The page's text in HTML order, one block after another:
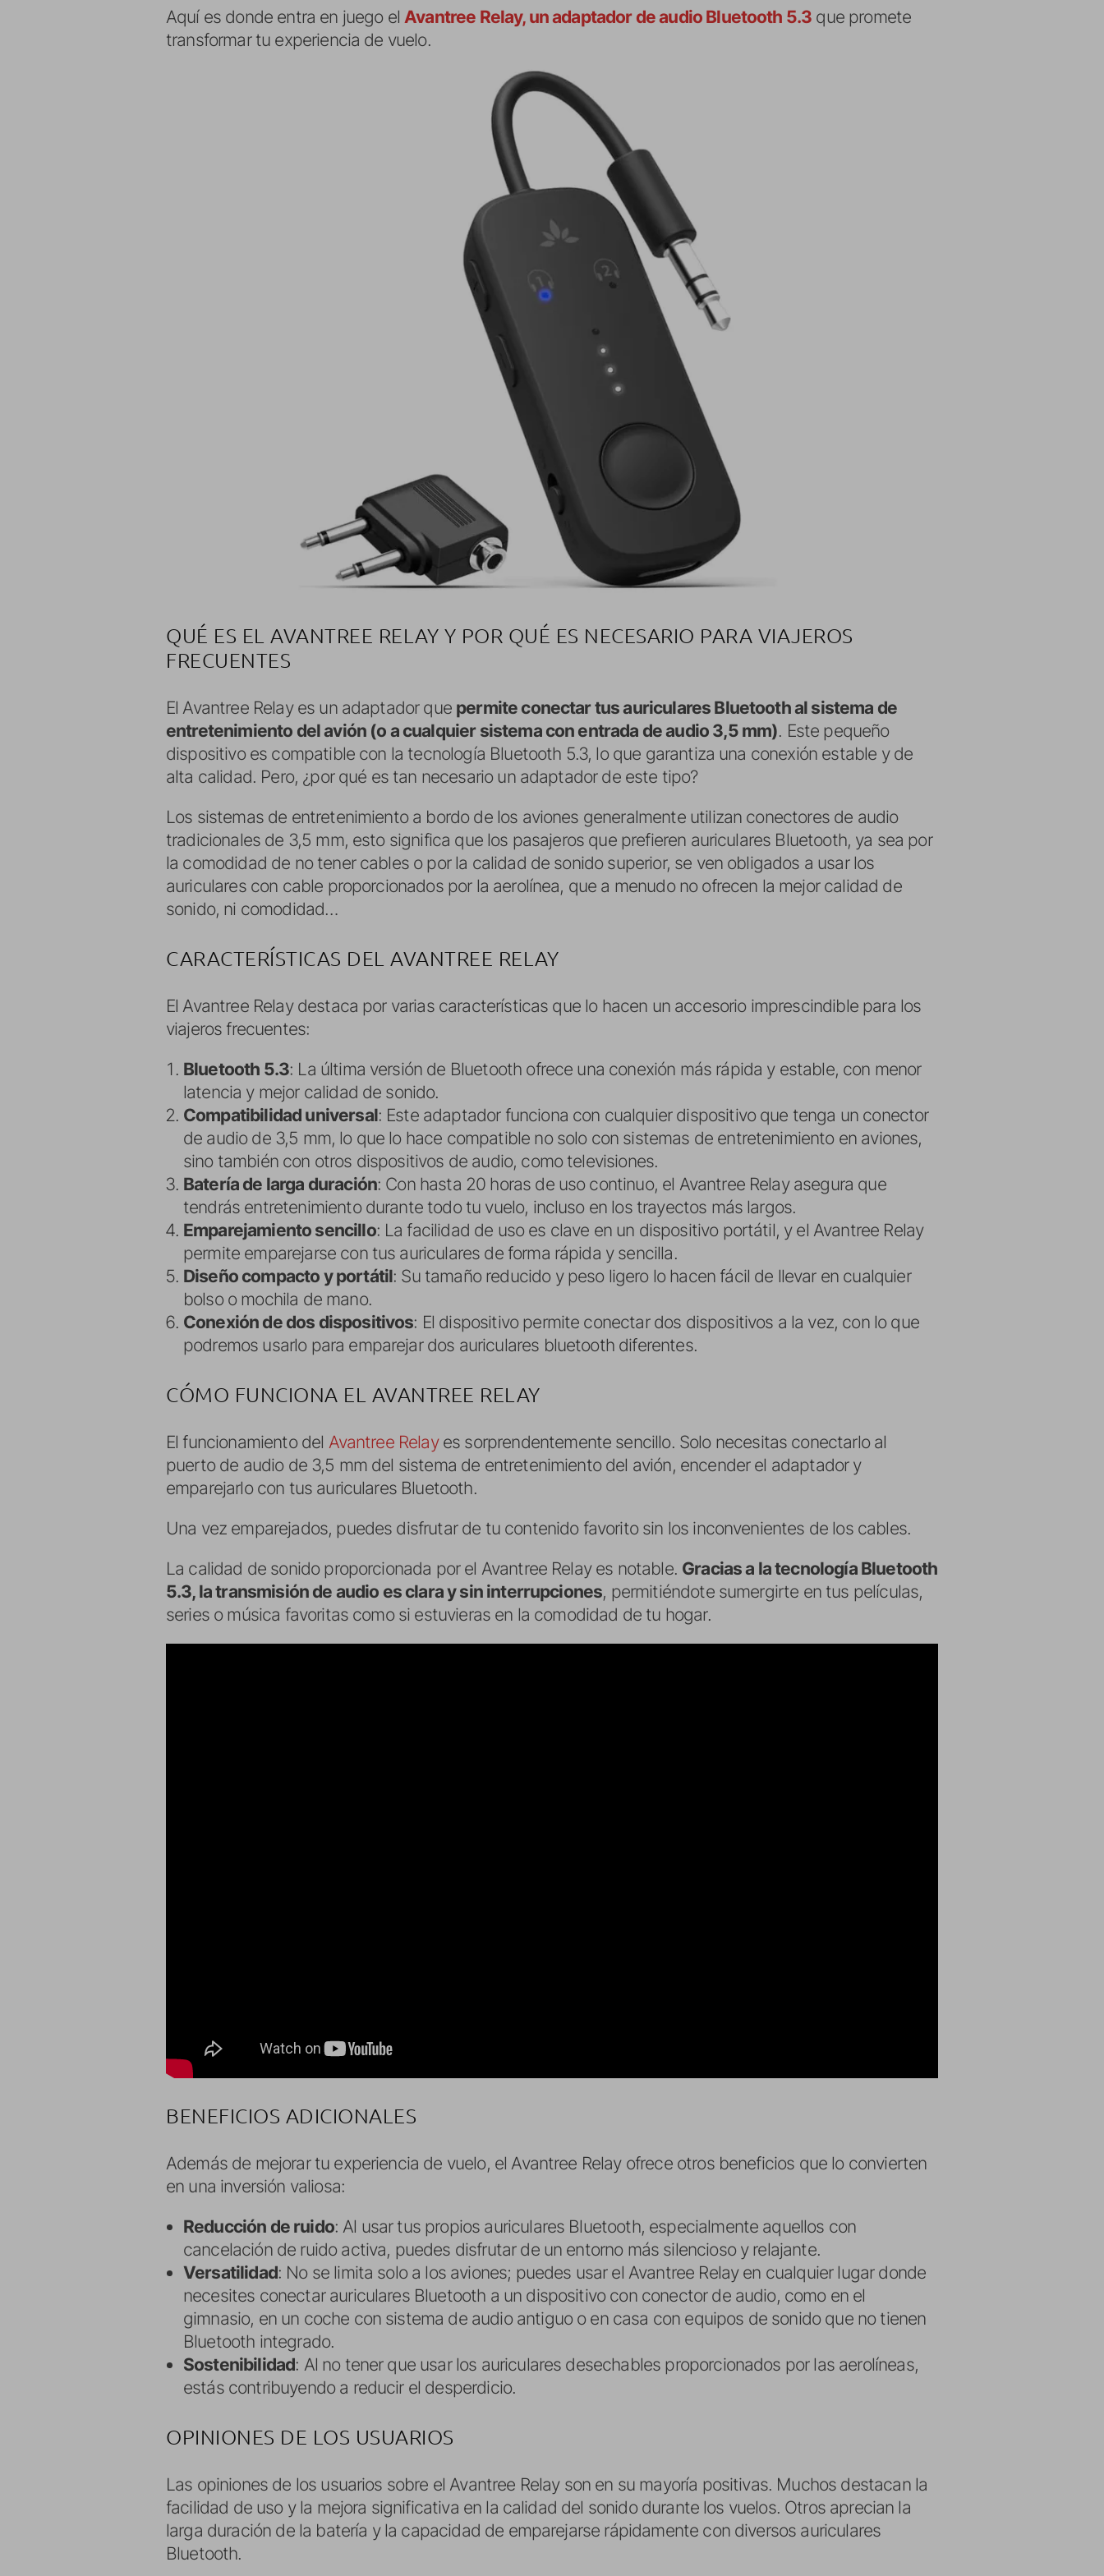
Aquí es donde entra en juego elAvantree Relay, un adaptador de audio Bluetooth 5.3 que promete
transformar tu experiencia de vuelo.
QUÉ ES EL AVANTREE RELAY Y POR QUÉ ES NECESARIO PARA VIAJEROS
FRECUENTES
El Avantree Relay es un adaptador que permite conectar tus auriculares Bluetooth al sistema de
entretenimiento del avión (o a cualquier sistema con entrada de audio 3,5 mm). Este pequeño
dispositivo es compatible con la tecnología Bluetooth 5.3, lo que garantiza una conexión estable y de
alta calidad. Pero, ¿por qué es tan necesario un adaptador de este tipo?
Los sistemas de entretenimiento a bordo de los aviones generalmente utilizan conectores de audio
tradicionales de 3,5 mm, esto significa que los pasajeros que prefieren auriculares Bluetooth, ya sea por
la comodidad de no tener cables o por la calidad de sonido superior, se ven obligados a usar los
auriculares con cable proporcionados por la aerolínea, que a menudo no ofrecen la mejor calidad de
sonido, ni comodidad…
CARACTERÍSTICAS DEL AVANTREE RELAY
El Avantree Relay destaca por varias características que lo hacen un accesorio imprescindible para los
viajeros frecuentes:
Bluetooth 5.3: La última versión de Bluetooth ofrece una conexión más rápida y estable, con menor
latencia y mejor calidad de sonido.
Compatibilidad universal: Este adaptador funciona con cualquier dispositivo que tenga un conector
de audio de 3,5 mm, lo que lo hace compatible no solo con sistemas de entretenimiento en aviones,
sino también con otros dispositivos de audio, como televisiones.
Batería de larga duración: Con hasta 20 horas de uso continuo, el Avantree Relay asegura que
tendrás entretenimiento durante todo tu vuelo, incluso en los trayectos más largos.
Emparejamiento sencillo: La facilidad de uso es clave en un dispositivo portátil, y el Avantree Relay
permite emparejarse con tus auriculares de forma rápida y sencilla.
Diseño compacto y portátil: Su tamaño reducido y peso ligero lo hacen fácil de llevar en cualquier
bolso o mochila de mano.
Conexión de dos dispositivos: El dispositivo permite conectar dos dispositivos a la vez, con lo que
podremos usarlo para emparejar dos auriculares bluetooth diferentes.
CÓMO FUNCIONA EL AVANTREE RELAY
El funcionamiento del Avantree Relayes sorprendentemente sencillo. Solo necesitas conectarlo al
puerto de audio de 3,5 mm del sistema de entretenimiento del avión, encender el adaptador y
emparejarlo con tus auriculares Bluetooth.
Una vez emparejados, puedes disfrutar de tu contenido favorito sin los inconvenientes de los cables.
La calidad de sonido proporcionada por el Avantree Relay es notable. Gracias a la tecnología Bluetooth
5.3, la transmisión de audio es clara y sin interrupciones, permitiéndote sumergirte en tus películas,
series o música favoritas como si estuvieras en la comodidad de tu hogar.
BENEFICIOS ADICIONALES
Además de mejorar tu experiencia de vuelo, el Avantree Relay ofrece otros beneficios que lo convierten
en una inversión valiosa:
Reducción de ruido: Al usar tus propios auriculares Bluetooth, especialmente aquellos con
cancelación de ruido activa, puedes disfrutar de un entorno más silencioso y relajante.
Versatilidad: No se limita solo a los aviones; puedes usar el Avantree Relay en cualquier lugar donde
necesites conectar auriculares Bluetooth a un dispositivo con conector de audio, como en el
gimnasio, en un coche con sistema de audio antiguo o en casa con equipos de sonido que no tienen
Bluetooth integrado.
Sostenibilidad: Al no tener que usar los auriculares desechables proporcionados por las aerolíneas,
estás contribuyendo a reducir el desperdicio.
OPINIONES DE LOS USUARIOS
Las opiniones de los usuarios sobre el Avantree Relay son en su mayoría positivas. Muchos destacan la
facilidad de uso y la mejora significativa en la calidad del sonido durante los vuelos. Otros aprecian la
larga duración de la batería y la capacidad de emparejarse rápidamente con diversos auriculares
Bluetooth.